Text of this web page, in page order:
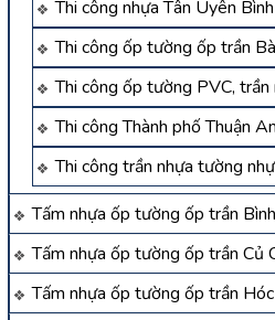
Thi công nhựa Tân Uyên
Thi công ốp tường ốp trần
Thi công ốp tường PVC, trần
Thi công Thành phố Thuận
Thi công trần nhựa tường
Tấm nhựa ốp tường ốp trần
Tấm nhựa ốp tường ốp trần Củ
Tấm nhựa ốp tường ốp trần